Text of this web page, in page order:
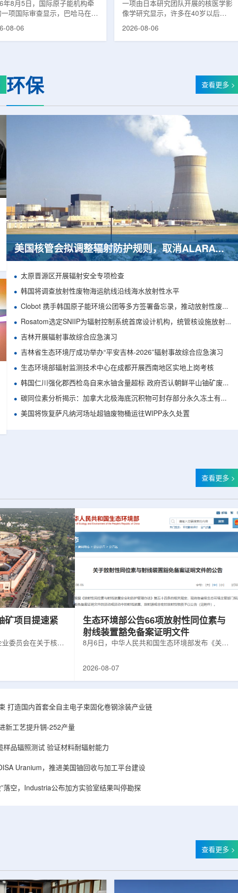
年8月5日，国际原子能机构牵
一项国际审查显示，巴哈马在加
症治疗服务方面具备进一步提升
由国际原子能机构、世界卫生组
美卫生组织和国际癌症研究机
际需求。6月9日至11日，专
...
08-06
关
一项由日本研究团队开展的核医学影
像学研究显示，许多在40岁以后首
次出现幻觉、妄想等精神病性症状的
踪剂^11C-PiB，以及tau蛋白PET示
踪剂^18F-florzolotau，对受试者大
神病患者中，β-淀粉样蛋白阳性...
2026-08-06
环保 查看更多 >
美国核管会拟调整辐射防护规则，取消ALARA要求引发安全争议
太原晋源区开展辐射安全专项检查
韩国将调查放射性废物海运航线沿线海水放射性水平
Clobot 携手韩国原子能环境公团等多方签署备忘录，推动放射性废物安全管理多机型机器人示范
Rosatom选定SNIIP为辐射控制系统首席设计机构，统管核设施放射仪表标准化与进口替代保障
吉林开展辐射事故综合应急演习
吉林省生态环境厅成功举办“平安吉林-2026”辐射事故综合应急演习
生态环境部辐射监测技术中心在成都开展西南地区实地上岗考核
韩国仁川强化郡西检岛自来水铀含量超标 政府否认朝鲜平山铀矿废水影响
碳同位素分析揭示：加拿大北极海底沉积物可封存部分永久冻土有机碳
美国将恢复萨凡纳河场址超铀废物桶运往WIPP永久处置
查看更多 >
矿项目提速紧
委员会在关于核电
认为该时间表偏晚
目前PHWR机组约
UCIL仅能满足约
供应降低进口依
组建合资企业参股
生态环境部公告66项放射性同位素与
射线装置豁免备案证明文件
8月6日，中华人民共和国生态环境部发布《关于
将各省级生态环境主管部门报送的、已获得豁免
置、放射源或非密封放射性物质予以公告。随公
告发布的汇总表共列出66项备案记录，涉及山
2026-08-07
打造国内首套全自主电子束固化卷钢涂装产业链
新工艺提升锎-252产量
样品辐照测试 验证材料耐辐射能力
Uranium，推进美国铀回收与加工平台建设
落空，Industria公布加方实验室结果叫停勘探
查看更多 >